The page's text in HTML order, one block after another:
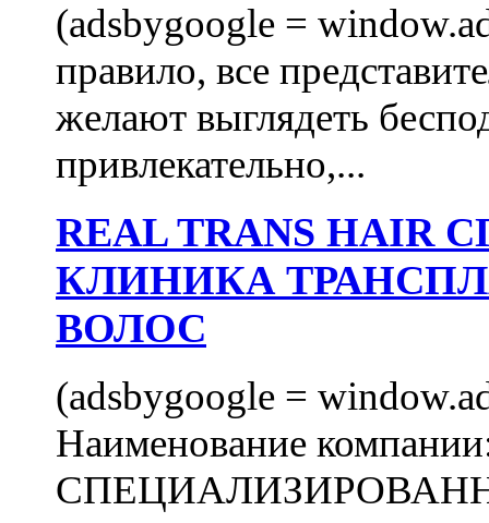
(adsbygoogle =
правило, все
желают выглядеть
привлекательно,...
REAL TRANS
КЛИНИКА
ВОЛОС
(adsbygoogle =
Наименование